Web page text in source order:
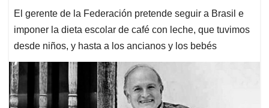
El gerente de la Federación pretende seguir a Brasil e
imponer la dieta escolar de café con leche, que tuvimos
desde niños, y hasta a los ancianos y los bebés